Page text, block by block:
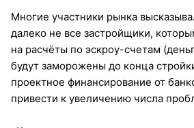
Многие участники рынка
далеко не все застройщики,
на расчёты по эскроу-счетам
будут заморожены до конца
проектное финансирование от
привести к увеличению числа